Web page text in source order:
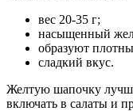
вес 20-35 г;
насыщенный
образуют
сладкий вкус.
Желтую шапочку
включать в салаты и